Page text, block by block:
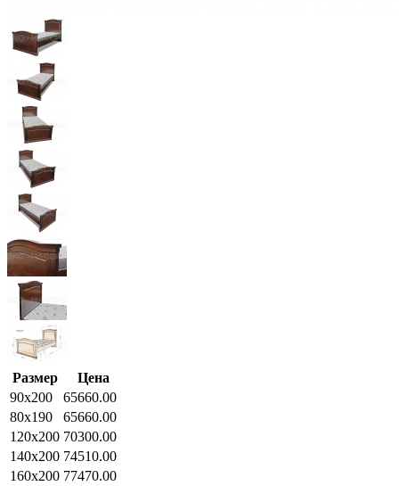
Размер
Цена
90x200
65660.00
80x190
65660.00
120x200 70300.00
140x200 74510.00
160x200 77470.00